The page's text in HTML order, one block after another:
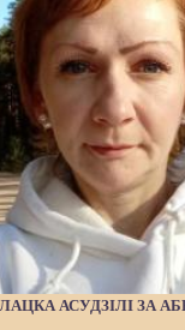
АСУДЗІЛІ ЗА